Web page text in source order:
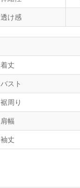
透け感
着丈
バスト
裾周り
肩幅
袖丈